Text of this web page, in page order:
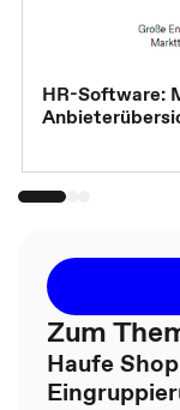
HR-Software:
Zum
Haufe